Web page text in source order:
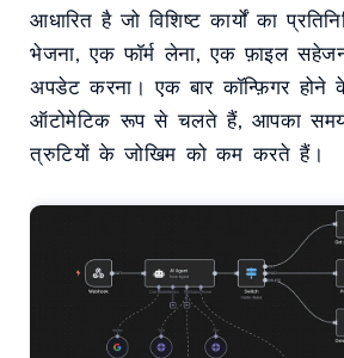
आधारित है जो विशिष्ट कार्यों का
भेजना, एक फॉर्म लेना, एक फ़ाइल
अपडेट करना। एक बार कॉन्फ़िगर होने
ऑटोमेटिक रूप से चलते हैं, आपका
त्रुटियों के जोखिम को कम करते हैं।